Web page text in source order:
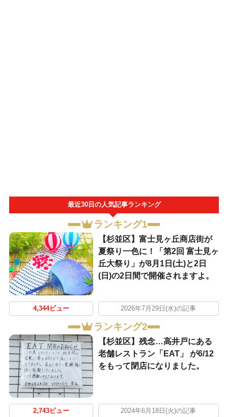
最近30日の人気記事ランキング
ランキング1
【杉並区】富士見ヶ丘商店街が
夏祭り一色に！「第2回 富士見ヶ
丘大祭り」が8月1日(土)と2日
(日)の2日間で開催されますよ。
4,344ビュー 2026年7月29日(水)の記事
ランキング2
【杉並区】残念…高井戸にある
老舗レストラン「EAT」 が6/12
をもって閉店になりました。
2,743ビュー 2024年6月18日(火)の記事